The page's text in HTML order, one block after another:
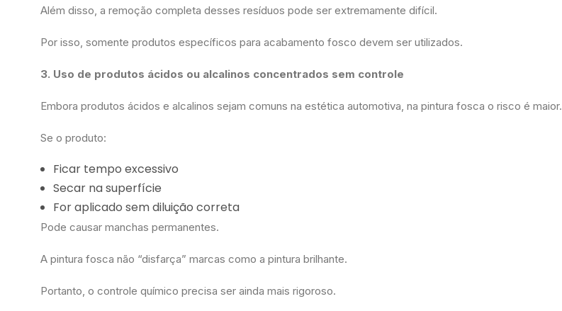
Além disso, a remoção completa desses resíduos pode ser extremamente difícil.
Por isso, somente produtos específicos para acabamento fosco devem ser utilizados.
3. Uso de produtos ácidos ou alcalinos concentrados sem controle
Embora produtos ácidos e alcalinos sejam comuns na estética automotiva, na pintura fosca o risco é maior.
Se o produto:
Ficar tempo excessivo
Secar na superfície
For aplicado sem diluição correta
Pode causar manchas permanentes.
A pintura fosca não “disfarça” marcas como a pintura brilhante.
Portanto, o controle químico precisa ser ainda mais rigoroso.